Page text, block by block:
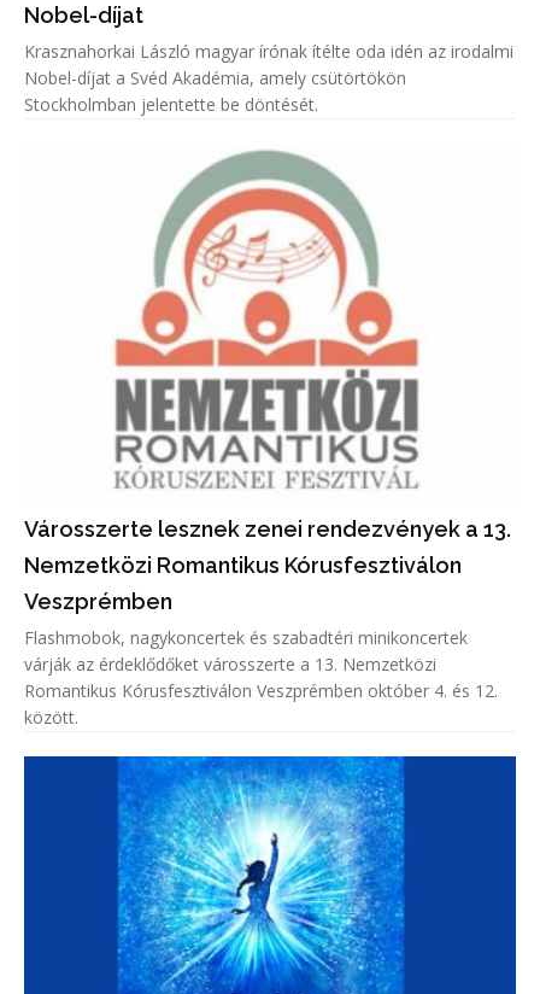
Nobel-díjat
Krasznahorkai László magyar írónak ítélte oda idén az irodalmi
Nobel-díjat a Svéd Akadémia, amely csütörtökön
Stockholmban jelentette be döntését.
Városszerte lesznek zenei rendezvények a 13.
Nemzetközi Romantikus Kórusfesztiválon
Veszprémben
Flashmobok, nagykoncertek és szabadtéri minikoncertek
várják az érdeklődőket városszerte a 13. Nemzetközi
Romantikus Kórusfesztiválon Veszprémben október 4. és 12.
között.